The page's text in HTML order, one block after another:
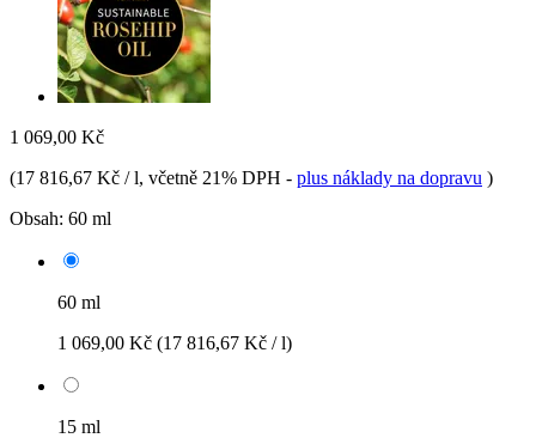
1 069,00 Kč
(17 816,67 Kč / l, včetně 21% DPH - plus náklady na dopravu )
Obsah: 60 ml
60 ml
1 069,00 Kč (17 816,67 Kč / l)
15 ml